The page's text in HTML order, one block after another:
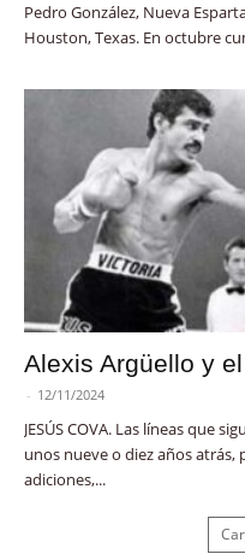
Pedro González, Nueva
Houston, Texas. En octubre
Alexis Argüello y
- 12/11/2024
JESÚS COVA. Las líneas que
unos nueve o diez años
adiciones,...